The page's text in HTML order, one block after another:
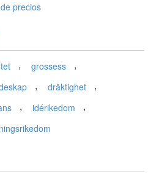
precios
, grossess ,
, dräktighet ,
, idérikedom ,